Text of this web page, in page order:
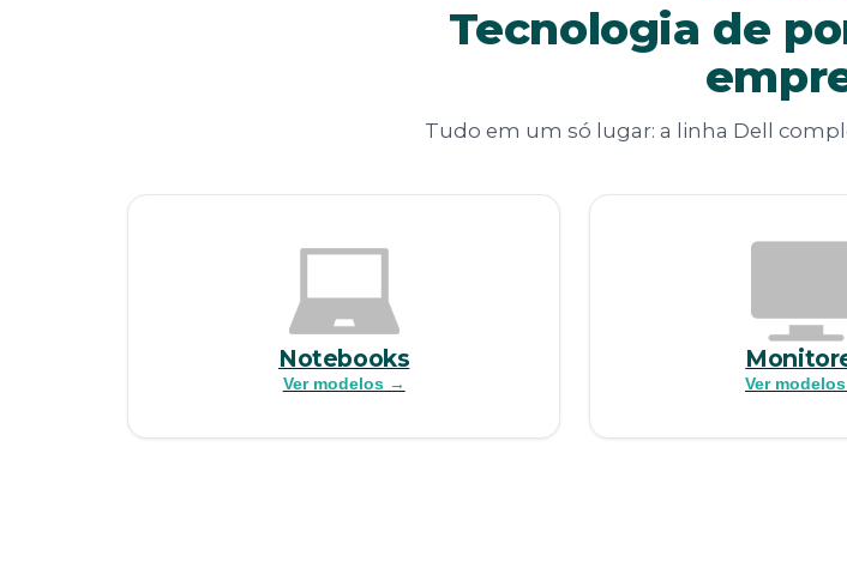
Tecnologia de
Tudo em um só lugar: a linha Dell
Notebooks
Ver modelos → Ver